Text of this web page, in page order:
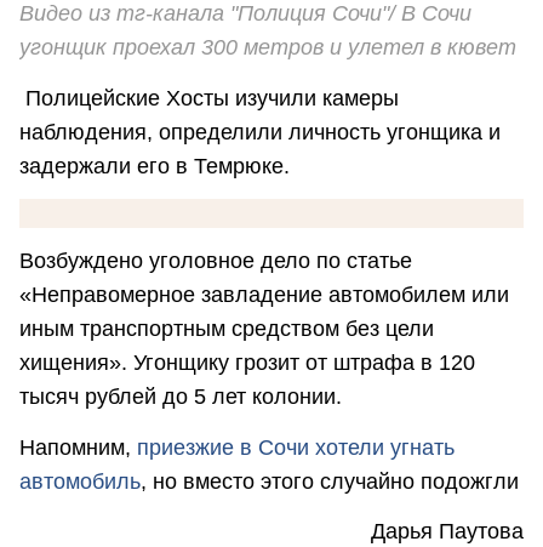
Видео из тг-канала "Полиция Сочи"/ В Сочи
угонщик проехал 300 метров и улетел в кювет
Полицейские Хосты изучили камеры
наблюдения, определили личность угонщика и
задержали его в Темрюке.
Возбуждено уголовное дело по статье
«Неправомерное завладение автомобилем или
иным транспортным средством без цели
хищения». Угонщику грозит от штрафа в 120
тысяч рублей до 5 лет колонии.
Напомним, приезжие в Сочи хотели угнать
автомобиль, но вместо этого случайно подожгли
Дарья Паутова